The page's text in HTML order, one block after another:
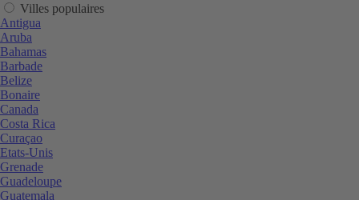
Villes populaires
Antigua
Aruba
Bahamas
Barbade
Belize
Bonaire
Canada
Costa Rica
Curaçao
Etats-Unis
Grenade
Guadeloupe
Guatemala